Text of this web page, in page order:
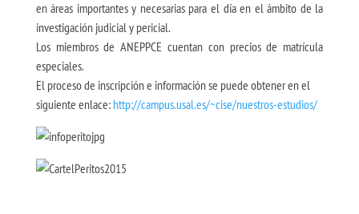
en áreas importantes y necesarias para el día en el ámbito de la
investigación judicial y pericial.
Los miembros de ANEPPCE cuentan con precios de matrícula
especiales.
El proceso de inscripción e información se puede obtener en el
siguiente enlace: http://campus.usal.es/~cise/nuestros-estudios/